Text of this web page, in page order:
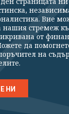
Вие
нашия стремеж
от
да
на
НИ